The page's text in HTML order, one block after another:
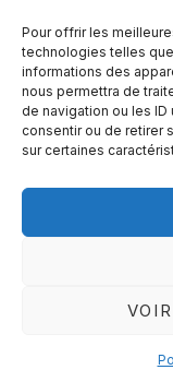
Pour offrir les
technologies telles
informations des
nous permettra de
de navigation ou les
consentir ou de retirer
sur certaines
Copyright ©